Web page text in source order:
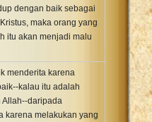
dengan baik sebagai
maka orang yang
itu akan menjadi malu
menderita karena
kalau itu adalah
Allah--daripada
karena melakukan yang